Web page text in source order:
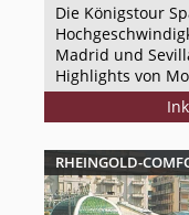
Die Königstour
Madrid und
Highlights von
RHEINGOLD-